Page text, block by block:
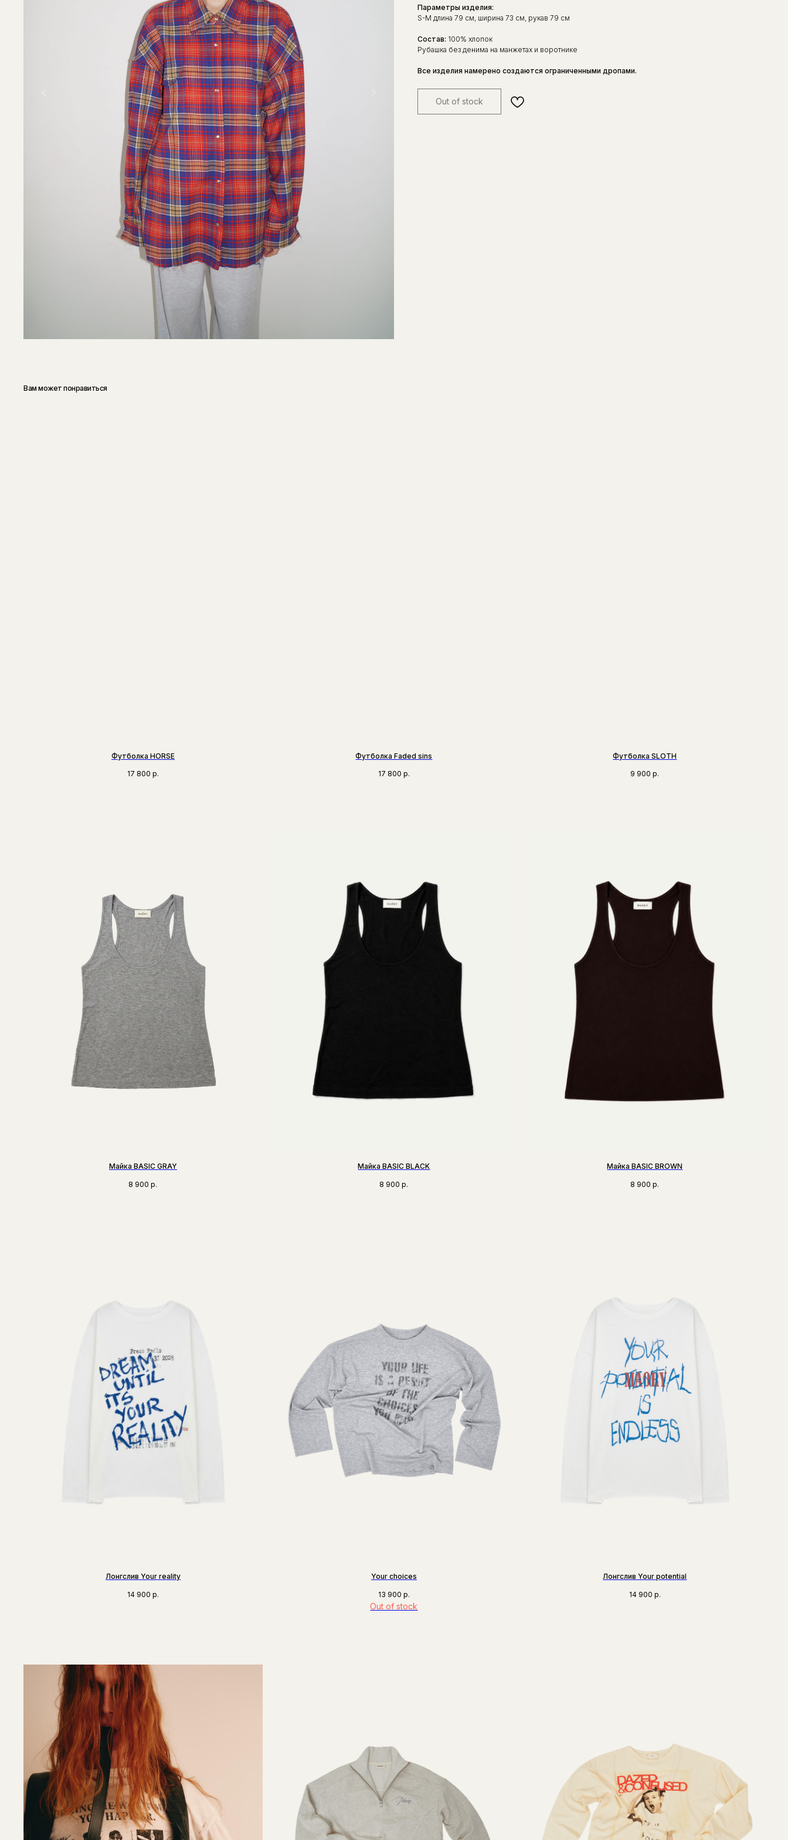
Параметры изделия:
S-M длина 79 см, ширина 73 см, рукав 79 см
Состав: 100% хлопок
Рубашка без денима на манжетах и воротнике
Все изделия намерено создаются ограниченными дропами.
Out of stock
Вам может понравиться
Футболка HORSE
17 800 р.
Футболка Faded sins
17 800 р.
Футболка SLOTH
9 900 р.
Майка BASIC GRAY
8 900 р.
Майка BASIC BLACK
8 900 р.
Майка BASIC BROWN
8 900 р.
Лонгслив Your reality
14 900 р.
Your choices
13 900 р.
Out of stock
Лонгслив Your potential
14 900 р.